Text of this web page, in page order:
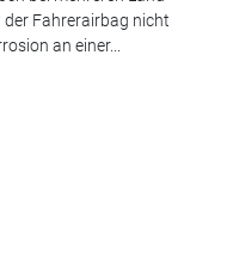
Fahrerairbag nicht
an einer...